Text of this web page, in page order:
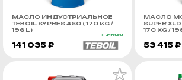
МАСЛО ИНДУСТРИАЛЬНОЕ
TEBOIL SYPRES 460 ( 170 KG /
196 L )
В наличии
141 035 ₽
МАСЛО
SUPER
170 KG /
53 415 ₽